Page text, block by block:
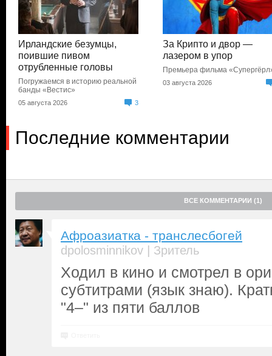
Ирландские безумцы,
поившие пивом
отрубленные головы
Погружаемся в историю реальной
банды «Вестис»
05 августа 2026 3
За Крипто и двор —
лазером в упор
Премьера фильма
03 августа 2026
Последние комментарии
ВСЕ КОММЕНТАРИИ (1)
Афроазиатка - транслесбогей
dpolosminnikov | Зритель
Ходил в кино и смотрел в
субтитрами (язык знаю).
"4–" из пяти баллов